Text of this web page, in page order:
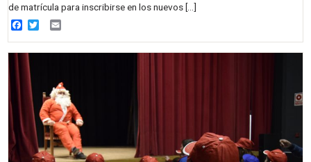
de matrícula para inscribirse en los nuevos […]
Facebook
Twitter